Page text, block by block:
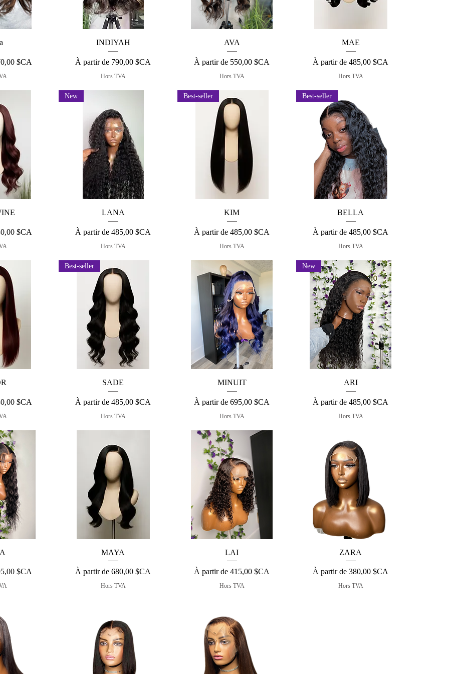
$CA
Aperçu rapide
INDIYAH
À partir de 790,00 $CA
Prix promotionnel
Hors TVA
Aperçu rapide
AVA
À partir de 550,00 $CA
Prix promotionnel
Hors TVA
Aperçu rapide
MAE
À partir de 485,00 $CA
Prix promotionnel
Hors TVA
$CA
Aperçu rapide
New
LANA
À partir de 485,00 $CA
Prix promotionnel
Hors TVA
Aperçu rapide
Best-seller
KIM
À partir de 485,00 $CA
Prix promotionnel
Hors TVA
Aperçu rapide
Best-seller
BELLA
À partir de 485,00 $CA
Prix promotionnel
Hors TVA
$CA
Aperçu rapide
Best-seller
SADE
À partir de 485,00 $CA
Prix promotionnel
Hors TVA
Aperçu rapide
MINUIT
À partir de 695,00 $CA
Prix promotionnel
Hors TVA
Aperçu rapide
New
ARI
À partir de 485,00 $CA
Prix promotionnel
Hors TVA
$CA
Aperçu rapide
MAYA
À partir de 680,00 $CA
Prix promotionnel
Hors TVA
Aperçu rapide
LAI
À partir de 415,00 $CA
Prix promotionnel
Hors TVA
Aperçu rapide
ZARA
À partir de 380,00 $CA
Prix promotionnel
Hors TVA